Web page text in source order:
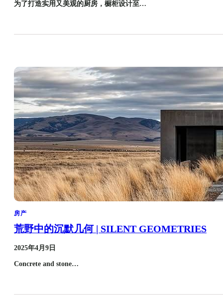
为了打造实用又美观的厨房，橱柜设计至…
房产
荒野中的沉默几何 | SILENT GEOMETRIES
2025年4月9日
Concrete and stone…